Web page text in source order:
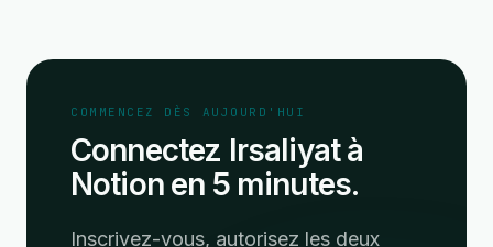
COMMENCEZ DÈS AUJOURD'HUI
Connectez Irsaliyat à
Notion en 5 minutes.
Inscrivez-vous, autorisez les deux